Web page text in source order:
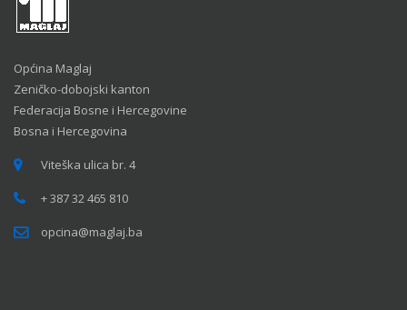
Općina Maglaj
Zeničko-dobojski kanton
Federacija Bosne i Hercegovine
Bosna i Hercegovina
Viteška ulica br. 4
+ 387 32 465 810
opcina@maglaj.ba